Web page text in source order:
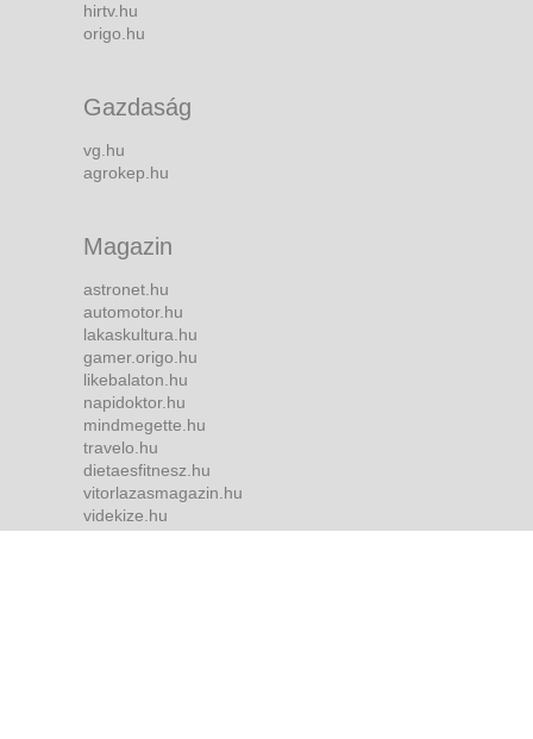
hirtv.hu
origo.hu
Gazdaság
vg.hu
agrokep.hu
Magazin
astronet.hu
automotor.hu
lakaskultura.hu
gamer.origo.hu
likebalaton.hu
napidoktor.hu
mindmegette.hu
travelo.hu
dietaesfitnesz.hu
vitorlazasmagazin.hu
videkize.hu